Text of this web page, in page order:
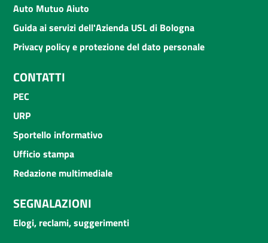
Auto Mutuo Aiuto
Guida ai servizi dell'Azienda USL di Bologna
Privacy policy e protezione del dato personale
CONTATTI
PEC
URP
Sportello informativo
Ufficio stampa
Redazione multimediale
SEGNALAZIONI
Elogi, reclami, suggerimenti